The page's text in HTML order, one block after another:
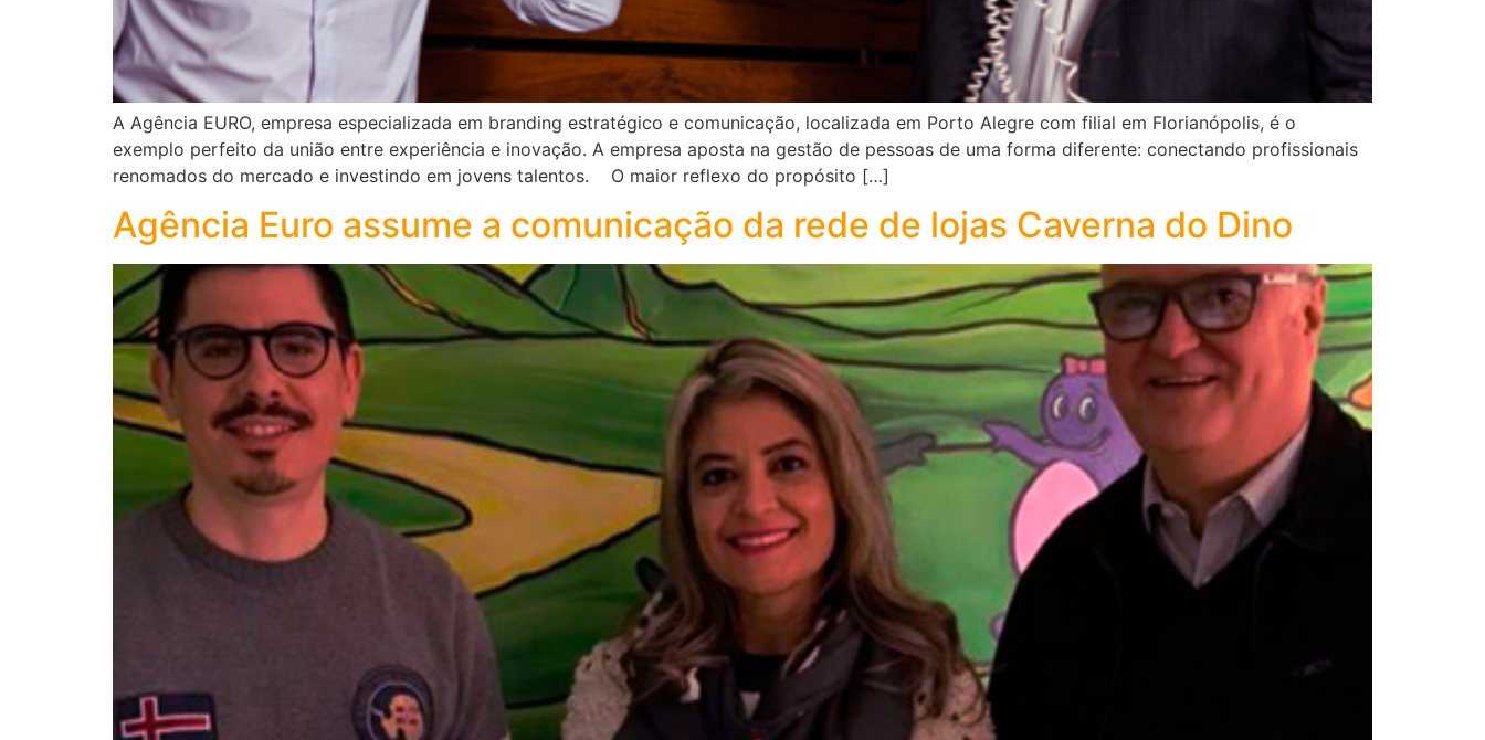
A Agência EURO, empresa especializada em branding estratégico e comunicação, localizada em Porto Alegre com filial em Florianópolis, é o
exemplo perfeito da união entre experiência e inovação. A empresa aposta na gestão de pessoas de uma forma diferente: conectando profissionais
renomados do mercado e investindo em jovens talentos. O maior reflexo do propósito […]
Agência Euro assume a comunicação da rede de lojas Caverna do Dino